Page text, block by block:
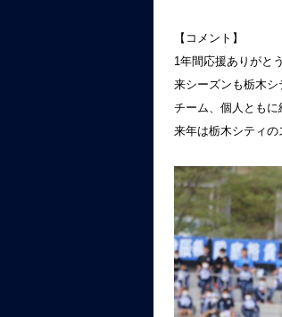
【コメント】
1年間応援ありがと
来シーズンも栃木シ
チーム、個人ともに
来年は栃木シティの